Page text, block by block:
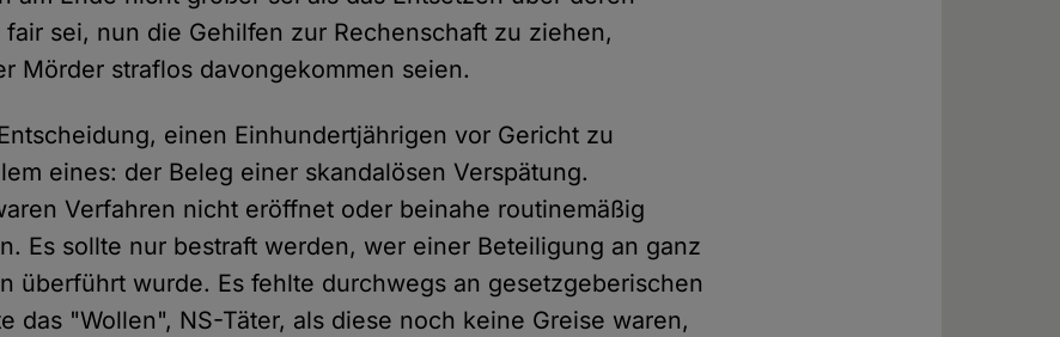
sei, nun die Gehilfen zur Rechenschaft zu ziehen,
Mörder straflos davongekommen seien.
einen Einhundertjährigen vor Gericht zu
eines: der Beleg einer skandalösen Verspätung.
Verfahren nicht eröffnet oder beinahe routinemäßig
Es sollte nur bestraft werden, wer einer Beteiligung an ganz
überführt wurde. Es fehlte durchwegs an gesetzgeberischen
das "Wollen", NS-Täter, als diese noch keine Greise waren,